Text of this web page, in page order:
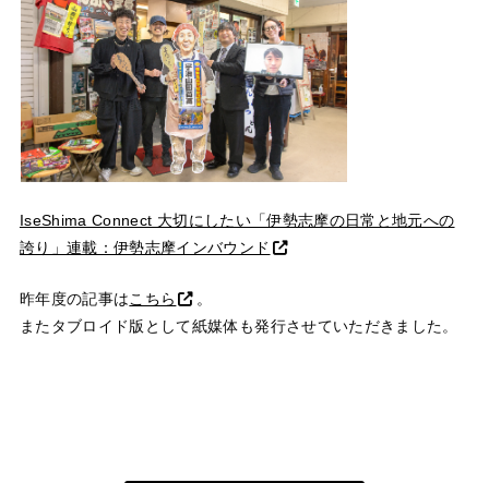
IseShima Connect 大切にしたい「伊勢志摩の日常と地元への
誇り」連載：伊勢志摩インバウンド
昨年度の記事はこちら
。
またタブロイド版として紙媒体も発行させていただきました。